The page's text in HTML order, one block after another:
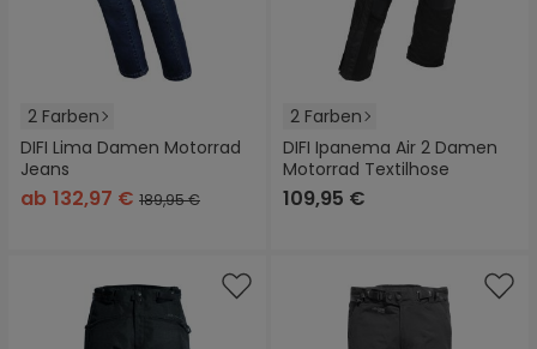
2 Farben
DIFI Lima Damen Motorrad
Jeans
ab 132,97 € 189,95 €
2 Farben
DIFI Ipanema Air 2 Damen
Motorrad Textilhose
109,95 €